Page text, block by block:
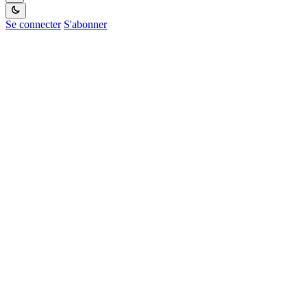
Se connecter S'abonner